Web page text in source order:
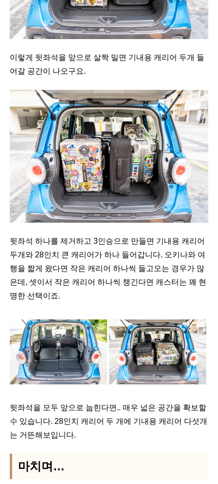
이렇게 뒷좌석을 앞으로 살짝 밀면 기내용 캐리어 두개 들
어갈 공간이 나오구요.
뒷좌석 하나를 제거하고 3인승으로 만들면 기내용 캐리어
두개와 28인치 큰 캐리어가 하나 들어갑니다. 오키나와 여
행을 짧게 왔다면 작은 캐리어 하나씩 들고오는 경우가 많
은데, 셋이서 작은 캐리어 하나씩 챙긴다면 캐스터는 꽤 현
명한 선택이죠.
뒷좌석을 모두 앞으로 눕힌다면.. 매우 넓은 공간을 확보할
수 있습니다. 28인치 캐리어 두 개에 기내용 캐리어 다섯개
는 거뜬해보입니다.
마치며…